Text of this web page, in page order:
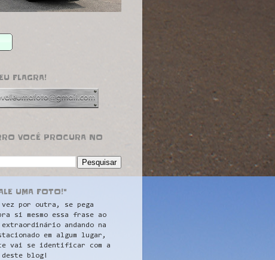
FLAGRA!
VOCÊ PROCURA NO
UMA FOTO!"
vez por outra, se pega
si mesmo essa frase ao
andando na
em algum lugar,
vai se identificar com a
deste blog!